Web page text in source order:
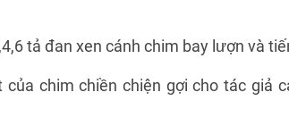
tả đan xen cánh chim bay lượn và
của chim chiền chiện gợi cho tác giả